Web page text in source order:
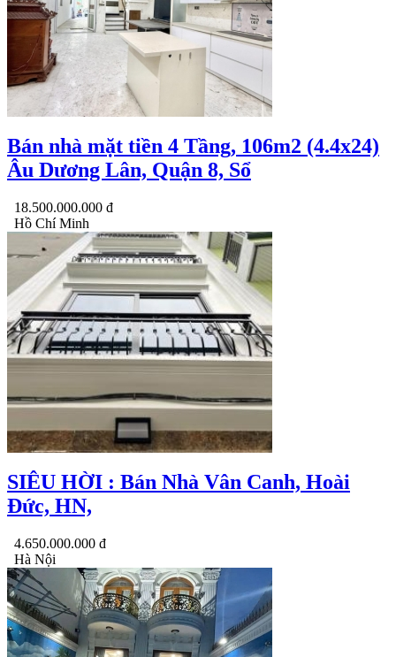
Bán nhà mặt tiền 4 Tầng, 106m2 (4.4x24)
Âu Dương Lân, Quận 8, Sổ
18.500.000.000 đ
Hồ Chí Minh
SIÊU HỜI : Bán Nhà Vân Canh, Hoài
Đức, HN,
4.650.000.000 đ
Hà Nội